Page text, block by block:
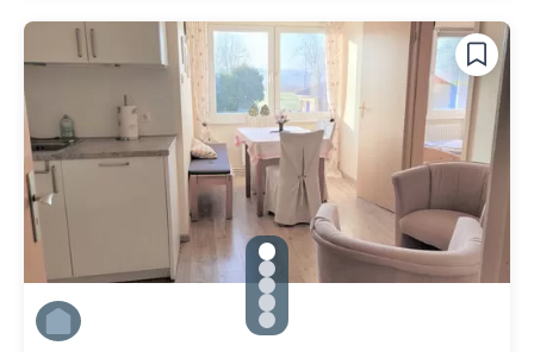
gallery.slide_selector
Zu Slide 1 wechseln
Zu Slide 2 wechseln
Zu Slide 3 wechseln
Zu Slide 4 wechseln
Zu Slide 5 wechseln